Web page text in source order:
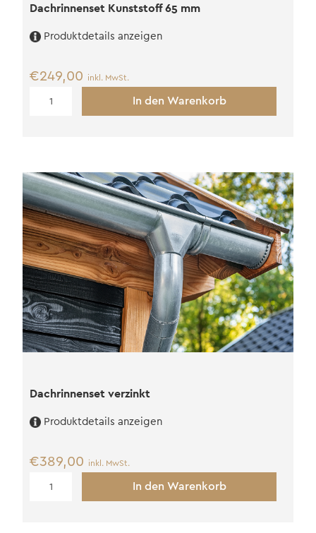
Dachrinnenset Kunststoff 65 mm
Produktdetails anzeigen
€249,00 inkl. MwSt.
Dachrinnenset
In den Warenkorb
Dachrinnenset verzinkt
Produktdetails anzeigen
€389,00 inkl. MwSt.
Dachrinnenset
In den Warenkorb